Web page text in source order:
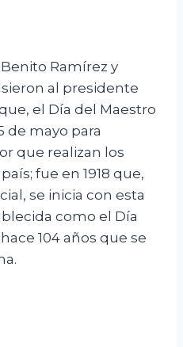
Ramírez y
al presidente
el Día del Maestro
de mayo para
que realizan los
fue en 1918 que,
se inicia con esta
como el Día
104 años que se